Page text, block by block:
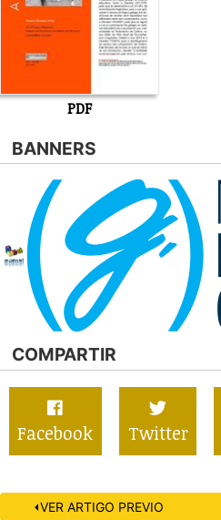
PDF
BANNERS
COMPARTIR
Facebook Twitter
⏴VER ARTIGO PREVIO